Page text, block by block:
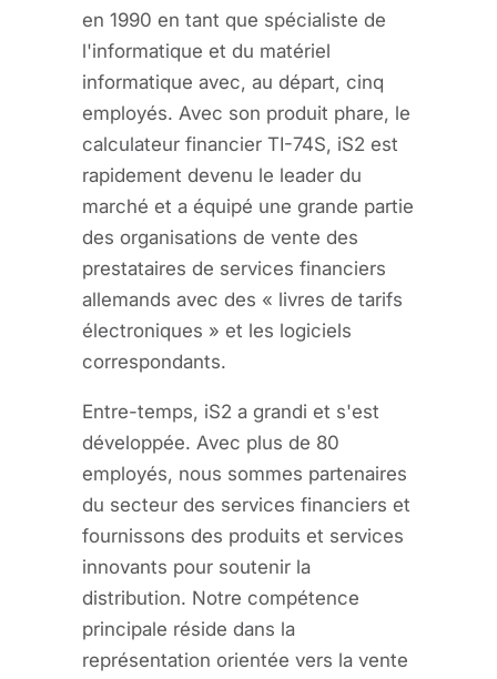
en 1990 en tant que spécialiste de
l'informatique et du matériel
informatique avec, au départ, cinq
employés. Avec son produit phare, le
calculateur financier TI-74S, iS2 est
rapidement devenu le leader du
marché et a équipé une grande partie
des organisations de vente des
prestataires de services financiers
allemands avec des « livres de tarifs
électroniques » et les logiciels
correspondants.
Entre-temps, iS2 a grandi et s'est
développée. Avec plus de 80
employés, nous sommes partenaires
du secteur des services financiers et
fournissons des produits et services
innovants pour soutenir la
distribution. Notre compétence
principale réside dans la
représentation orientée vers la vente